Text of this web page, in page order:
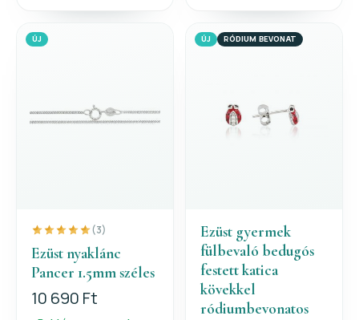
ÚJ
(3)
Ezüst nyaklánc
Pancer 1.5mm széles
10 690 Ft
ÚJ RÓDIUM BEVONAT
Ezüst gyermek
fülbevaló bedugós
festett katica
kövekkel
ródiumbevonatos